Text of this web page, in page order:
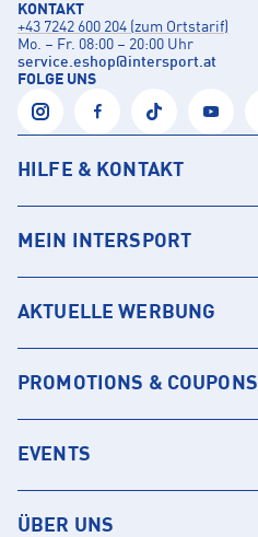
KONTAKT
+43 7242 600 204 (zum Ortstarif)
Mo. – Fr. 08:00 – 20:00 Uhr
service.eshop@intersport.at
FOLGE UNS
HILFE & KONTAKT
MEIN INTERSPORT
AKTUELLE WERBUNG
PROMOTIONS & COUPONS
EVENTS
ÜBER UNS